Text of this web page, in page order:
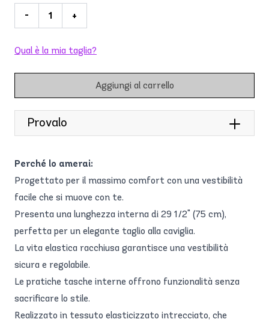
- +
Qual è la mia taglia?
Aggiungi al carrello
Provalo
Perché lo amerai:
Progettato per il massimo comfort con una vestibilità
facile che si muove con te.
Presenta una lunghezza interna di 29 1/2" (75 cm),
perfetta per un elegante taglio alla caviglia.
La vita elastica racchiusa garantisce una vestibilità
sicura e regolabile.
Le pratiche tasche interne offrono funzionalità senza
sacrificare lo stile.
Realizzato in tessuto elasticizzato intrecciato, che